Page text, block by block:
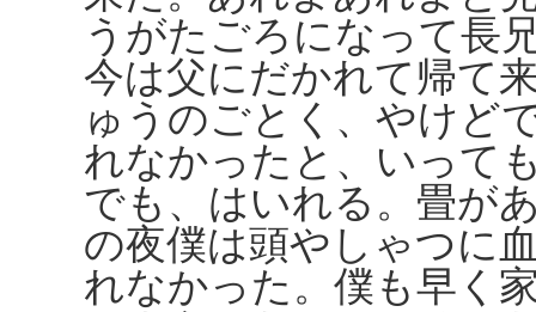
うがたごろになって長
今は父にだかれて帰て
ゅうのごとく、やけど
れなかったと、いって
でも、はいれる。畳が
の夜僕は頭やしゃつに
れなかった。僕も早く